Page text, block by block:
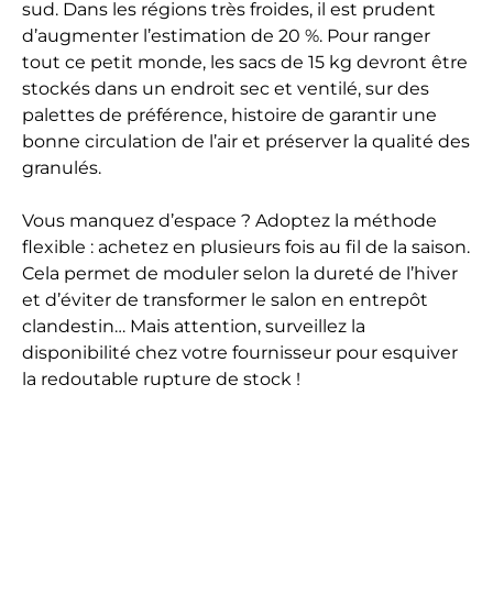
sud. Dans les régions très froides, il est prudent
d’augmenter l’estimation de 20 %. Pour ranger
tout ce petit monde, les sacs de 15 kg devront être
stockés dans un endroit sec et ventilé, sur des
palettes de préférence, histoire de garantir une
bonne circulation de l’air et préserver la qualité des
granulés.
Vous manquez d’espace ? Adoptez la méthode
flexible : achetez en plusieurs fois au fil de la saison.
Cela permet de moduler selon la dureté de l’hiver
et d’éviter de transformer le salon en entrepôt
clandestin… Mais attention, surveillez la
disponibilité chez votre fournisseur pour esquiver
la redoutable rupture de stock !